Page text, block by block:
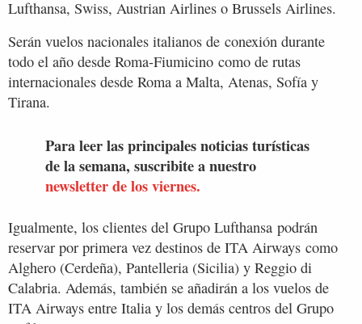
Lufthansa, Swiss, Austrian Airlines o Brussels Airlines.
Serán vuelos nacionales italianos de conexión durante
todo el año desde Roma-Fiumicino como de rutas
internacionales desde Roma a Malta, Atenas, Sofía y
Tirana.
Para leer las principales noticias turísticas
de la semana, suscribite a nuestro
newsletter de los viernes.
Igualmente, los clientes del Grupo Lufthansa podrán
reservar por primera vez destinos de ITA Airways como
Alghero (Cerdeña), Pantelleria (Sicilia) y Reggio di
Calabria. Además, también se añadirán a los vuelos de
ITA Airways entre Italia y los demás centros del Grupo